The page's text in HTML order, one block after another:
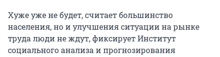
Хуже уже не будет, считает большинство
населения, но и улучшения ситуации на рынке
труда люди не ждут, фиксирует Институт
социального анализа и прогнозирования